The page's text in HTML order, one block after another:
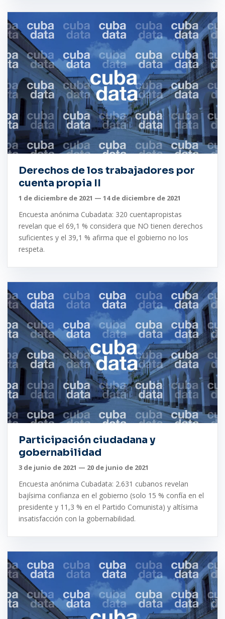
Derechos de los trabajadores por
cuenta propia II
1 de diciembre de 2021 — 14 de diciembre de 2021
Encuesta anónima Cubadata: 320 cuentapropistas
revelan que el 69,1 % considera que NO tienen derechos
suficientes y el 39,1 % afirma que el gobierno no los
respeta.
Participación ciudadana y
gobernabilidad
3 de junio de 2021 — 20 de junio de 2021
Encuesta anónima Cubadata: 2.631 cubanos revelan
bajísima confianza en el gobierno (solo 15 % confía en el
presidente y 11,3 % en el Partido Comunista) y altísima
insatisfacción con la gobernabilidad.